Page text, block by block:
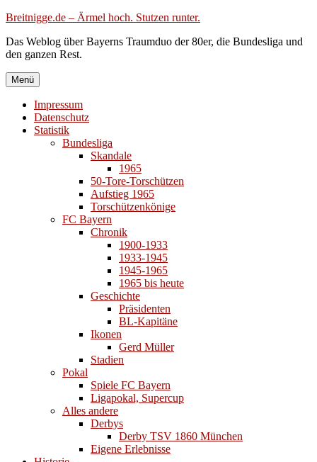
Zum
springen
Breitnigge.de – Ärmel hoch. Stutzen runter.
Das Weblog über Bayerns Traumduo der 80er, die Bundesliga und
den ganzen Rest.
Menü
Impressum
Datenschutz
Statistik
Bundesliga
Skandale
1965
50-Tore-Torschützen
Aufstieg 1965
Torschützenkönige
FC Bayern
Chronik
1900-1933
1933-1945
1945-1965
1965 bis heute
Geschichte
Präsidenten
BL-Kapitäne
Ikonen
Gerd Müller
Stadien
Pokal
Spiele FC Bayern
Ligapokal, Supercup
Alles andere
Derbys
Derby TSV 1860 München
Eigene Erlebnisse